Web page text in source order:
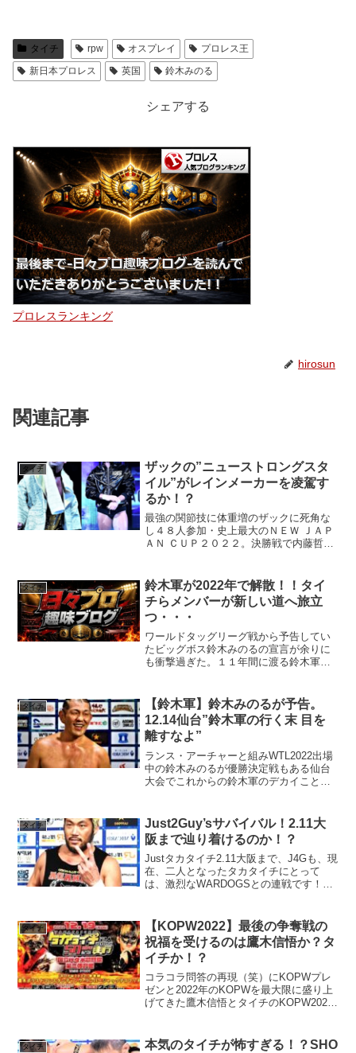
タイチ rpw オスプレイ
プロレス王
新日本プロレス
英国 鈴木みのる
シェアする
プロレスランキング
hirosun
関連記事
タイチ
ザックの”ニューストロングスタ
イル”がレインメーカーを凌駕す
るか！？
最強の関節技に体重増のザックに死角な
し４８人参加・史上最大のＮＥＷ ＪＡＰ
ＡＮ ＣＵＰ２０２２。決勝戦で内藤哲也
の勢いを付けて、４.９両国国技館でオカ
ダカズチカが持つＩＷ...
タイチ
鈴木軍が2022年で解散！！タイ
チらメンバーが新しい道へ旅立
つ・・・
ワールドタッグリーグ戦から予告してい
たビッグボス鈴木みのるの宣言が余りに
も衝撃過ぎた。１１年間に渡る鈴木軍の
タイチ
【鈴木軍】鈴木みのるが予告。
12.14仙台”鈴木軍の行く末 目を
離すなよ”
ランス・アーチャーと組みWTL2022出場
中の鈴木みのるが優勝決定戦もある仙台
大会でこれからの鈴木軍のデカイことを
タイチ
Just2Guy’sサバイバル！2.11大
阪まで辿り着けるのか！？
Justタカタイチ2.11大阪まで、J4Gも、現
在、二人となったタカタイチにとって
は、激烈なWARDOGSとの連戦です！９
イチ以上に、TAKAみちのくの体力がシリ
ー...
タイチ
【KOPW2022】最後の争奪戦の
祝福を受けるのは鷹木信悟か？タ
イチか！？
コラコラ問答の再現（笑）にKOPWプレ
ゼンと2022年のKOPWを最大限に盛り上
げてきた鷹木信悟とタイチのKOPW2022
タイチ
本気のタイチが怖すぎる！？SHO